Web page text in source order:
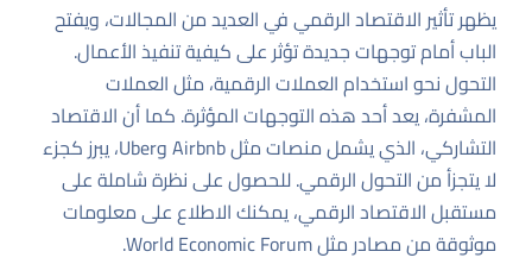
يظهر تأثير الاقتصاد الرقمي في العديد من المجالات، ويفتح
الباب أمام توجهات جديدة تؤثر على كيفية تنفيذ الأعمال.
التحول نحو استخدام العملات الرقمية، مثل العملات
المشفرة، يعد أحد هذه التوجهات المؤثرة. كما أن الاقتصاد
التشاركي، الذي يشمل منصات مثل Airbnb وUber، يبرز كجزء
لا يتجزأ من التحول الرقمي. للحصول على نظرة شاملة على
مستقبل الاقتصاد الرقمي، يمكنك الاطلاع على معلومات
موثوقة من مصادر مثلWorld Economic Forum
.